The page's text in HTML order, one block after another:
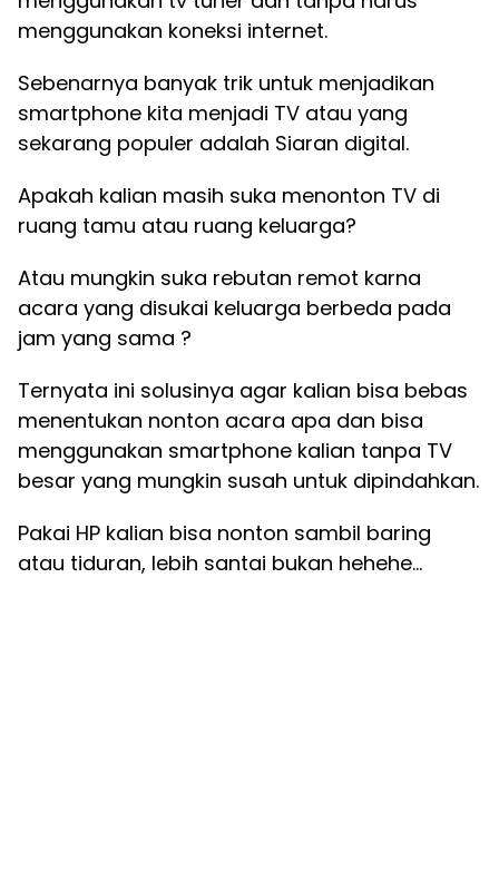
menggunakan koneksi internet.
Sebenarnya banyak trik untuk menjadikan
smartphone kita menjadi TV atau yang
sekarang populer adalah Siaran digital.
Apakah kalian masih suka menonton TV di
ruang tamu atau ruang keluarga?
Atau mungkin suka rebutan remot karna
acara yang disukai keluarga berbeda pada
jam yang sama ?
Ternyata ini solusinya agar kalian bisa bebas
menentukan nonton acara apa dan bisa
menggunakan smartphone kalian tanpa TV
besar yang mungkin susah untuk dipindahkan.
Pakai HP kalian bisa nonton sambil baring
atau tiduran, lebih santai bukan hehehe…